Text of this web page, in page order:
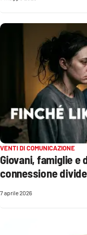
Buona Sanità
CALABRIAVISIONE
Destinazioni
Eventi
Food
Storie
VENTI DI COMUNICAZIONE
Giovani, famiglie e
connessione
7 aprile 2026